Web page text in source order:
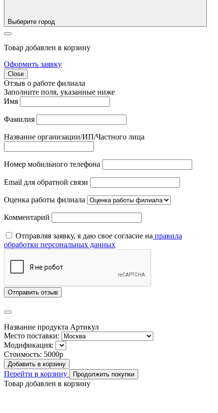
Выберите город
Товар добавлен в корзину
Оформить заявку
Close
Отзыв о работе филиала
Заполните поля, указанные ниже
Имя
Фамилия
Название организации/ИП/Частного лица
Номер мобильного телефона
Email для обратной связи
Оценка работы филиала
Комментарий
Отправляя заявку, я даю свое согласие на правила
обработки персональных данных
Отправить отзыв
Название продукта Артикул
Место поставки:
Модификация:
Стоимость: 5000р
Добавить в корзину
Перейти в корзину Продолжить покупки
Товар добавлен в корзину